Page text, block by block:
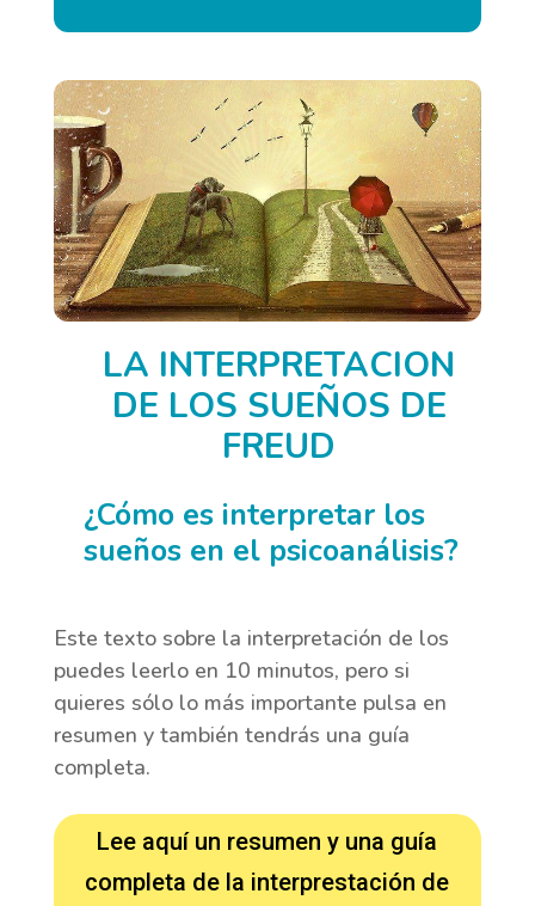
LA INTERPRETACION
DE LOS SUEÑOS DE
FREUD
¿Cómo es interpretar los
sueños en el psicoanálisis?
Este texto sobre la interpretación de los
puedes leerlo en 10 minutos, pero si
quieres sólo lo más importante pulsa en
resumen y también tendrás una guía
completa.
Lee aquí un resumen y una guía
completa de la interprestación de